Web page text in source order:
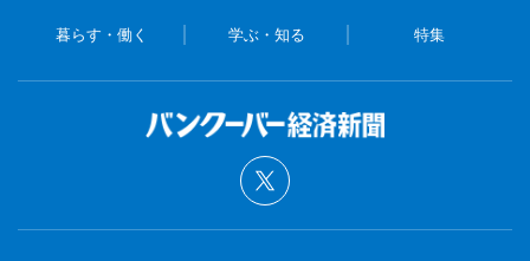
暮らす・働く 学ぶ・知る 特集